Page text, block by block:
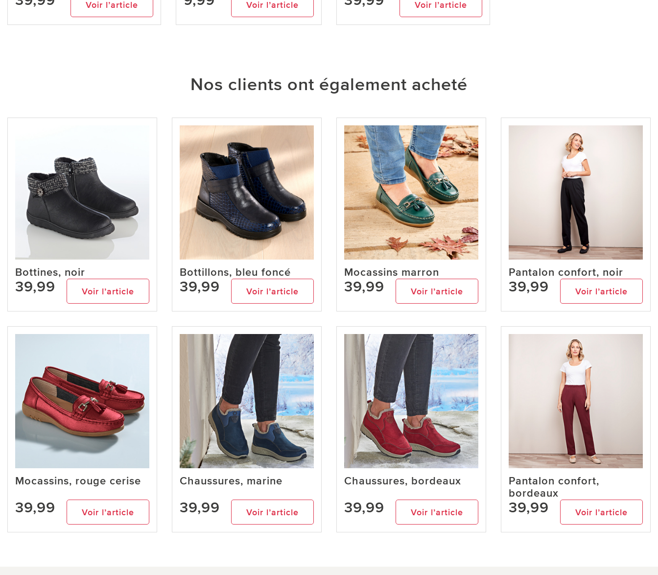
Voir l’article Voir l’article Voir l’article
Nos clients ont également acheté
Bottines, noir
39,99 Voir l’article
Bottillons, bleu foncé
39,99 Voir l’article
Mocassins marron
39,99 Voir l’article
Pantalon confort, noir
39,99 Voir l’article
Mocassins, rouge cerise
39,99 Voir l’article
Chaussures, marine
39,99 Voir l’article
Chaussures, bordeaux
39,99 Voir l’article
Pantalon confort,
bordeaux
39,99 Voir l’article